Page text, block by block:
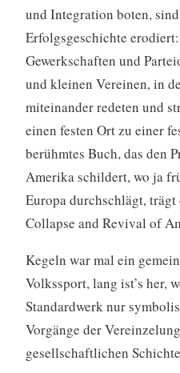
und Integration boten,
Erfolgsgeschichte
Gewerkschaften und
und kleinen Vereinen, in
miteinander redeten und
einen festen Ort zu einer
berühmtes Buch, das den
Amerika schildert, wo ja
Europa durchschlägt,
Collapse and Revival of
Kegeln war mal ein
Volkssport, lang ist’s her,
Standardwerk nur
Vorgänge der
gesellschaftlichen